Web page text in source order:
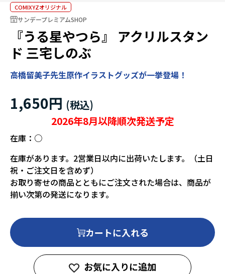
COMIXYZオリジナル
サンデープレミアムSHOP
『うる星やつら』 アクリルスタン
ド 三宅しのぶ
高橋留美子先生原作イラストグッズが一挙登場！
1,650円
2026年8月以降順次発送予定
在庫： ○
在庫があります。2営業日以内に出荷いたします。（土日
祝・ご注文日を含めず）
お取り寄せの商品とともにご注文された場合は、商品が
揃い次第の発送になります。
カートに入れる
お気に入りに追加